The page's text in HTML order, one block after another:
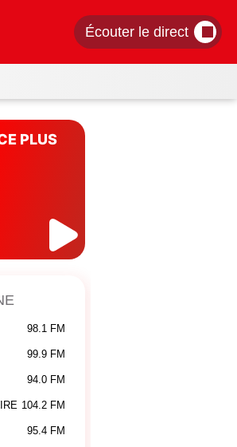
Écouter le direct
PLUS
98.1 FM
99.9 FM
94.0 FM
104.2 FM
95.4 FM